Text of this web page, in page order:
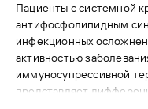
Пациенты с системной
антифосфолипидным
инфекционных
активностью
иммуносупрессивной
представляет